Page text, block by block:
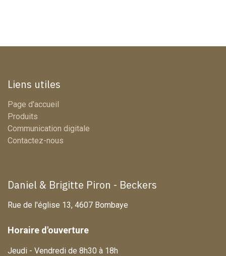
Liens utiles
Page d'accueil
Produits
Communication digitale
Contactez-nous
Daniel & Brigitte Piron - Beckers
Rue de l'église 13, 4607 Bombaye
Horaire d'ouverture
Jeudi - Vendredi de 8h30 à 18h